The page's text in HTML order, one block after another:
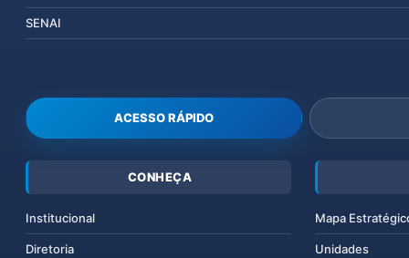
SENAI
ACESSO RÁPIDO
CONHEÇA
Institucional
Diretoria
Mapa
Unidades